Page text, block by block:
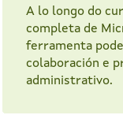
A lo longo do
completa de
ferramenta
colaboración e
administrativo.